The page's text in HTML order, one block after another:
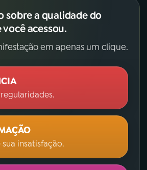
sobre a qualidade do
acessou.
em apenas um clique.
sua insatisfação.